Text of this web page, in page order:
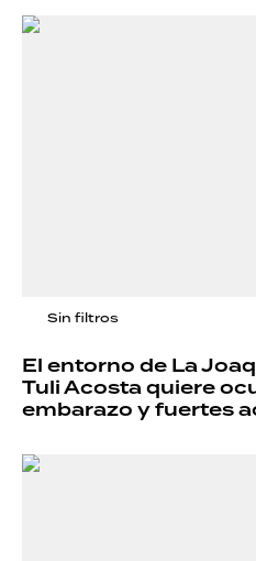
Sin filtros
El entorno de La
Tuli Acosta quiere
embarazo y fuertes